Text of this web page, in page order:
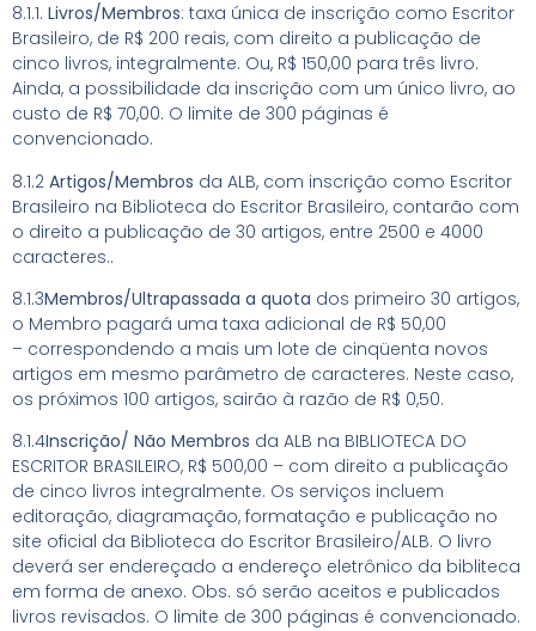
8.1.1. Livros/Membros: taxa única de inscrição como Escritor
Brasileiro, de R$ 200 reais, com direito a publicação de
cinco livros, integralmente. Ou, R$ 150,00 para três livro.
Ainda, a possibilidade da inscrição com um único livro, ao
custo de R$ 70,00. O limite de 300 páginas é
convencionado.
8.1.2 Artigos/Membros da ALB, com inscrição como Escritor
Brasileiro na Biblioteca do Escritor Brasileiro, contarão com
o direito a publicação de 30 artigos, entre 2500 e 4000
caracteres..
8.1.3Membros/Ultrapassada a quota dos primeiro 30 artigos,
o Membro pagará uma taxa adicional de R$ 50,00
– correspondendo a mais um lote de cinqüenta novos
artigos em mesmo parâmetro de caracteres. Neste caso,
os próximos 100 artigos, sairão à razão de R$ 0,50.
8.1.4Inscrição/ Não Membros da ALB na BIBLIOTECA DO
ESCRITOR BRASILEIRO, R$ 500,00 – com direito a publicação
de cinco livros integralmente. Os serviços incluem
editoração, diagramação, formatação e publicação no
site oficial da Biblioteca do Escritor Brasileiro/ALB. O livro
deverá ser endereçado a endereço eletrônico da bibliteca
em forma de anexo. Obs. só serão aceitos e publicados
livros revisados. O limite de 300 páginas é convencionado.